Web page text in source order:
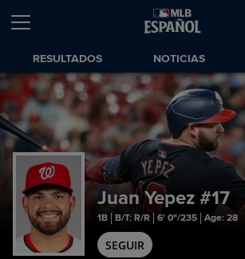
RESULTADOS NOTICIAS
Juan Yepez #17
1B B/T: R/R 6' 0"/235 Age: 28
SEGUIR